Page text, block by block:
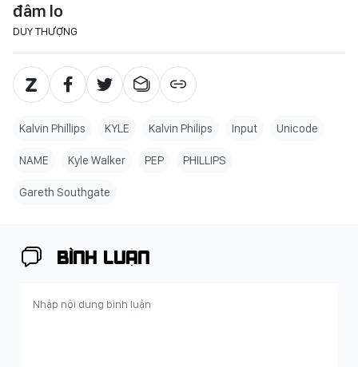
đâm lo
DUY THƯỢNG
Kalvin Phillips KYLE Kalvin Philips Input Unicode
NAME Kyle Walker PEP PHILLIPS
Gareth Southgate
BÌNH LUẬN